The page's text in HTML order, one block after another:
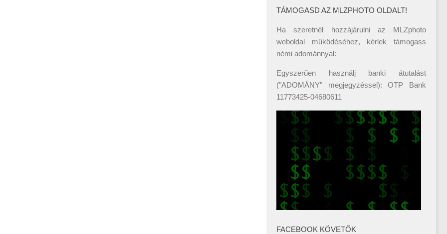
TÁMOGASD AZ MLZPHOTO OLDALT!
Ha szeretnél hozzájárulni az MLZphoto
weboldal működéséhez, kérlek támogass
némi adománnyal:
Egyszerűen használj banki átutalást
("ADOMÁNY" megjegyzéssel): OTP Bank
11773425-04680611
FACEBOOK KÖVETŐK